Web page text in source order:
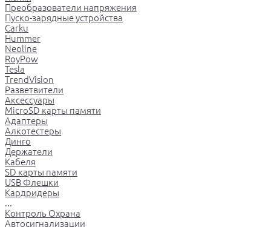
Преобразователи напряжения
Пуско-зарядные устройства
Carku
Hummer
Neoline
RoyPow
Tesla
TrendVision
Разветвители
Аксессуары
MicroSD карты памяти
Адаптеры
Алкотестеры
Динго
Держатели
Кабеля
SD карты памяти
USB Флешки
Кардридеры
...
Контроль Охрана
Автосигнализации